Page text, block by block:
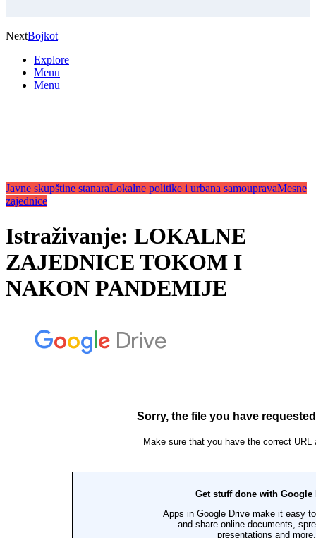
NextBojkot
Explore
Menu
Menu
Javne skupštine stanaraLokalne politike i urbana samoupravaMesne
zajednice
Istraživanje: LOKALNE
ZAJEDNICE TOKOM I
NAKON PANDEMIJE